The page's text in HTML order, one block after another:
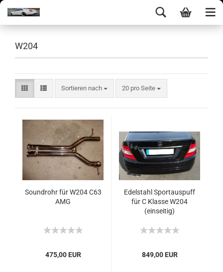
W204
Sortieren nach 20 pro Seite
Soundrohr für W204 C63
AMG
475,00 EUR
Edelstahl Sportauspuff
für C Klasse W204
(einseitig)
849,00 EUR